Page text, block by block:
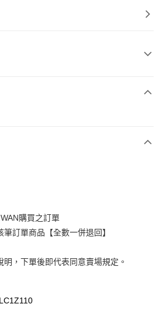
華泰商業銀行
遠東國際商業銀行
星展（台灣）商業銀行
購買之訂單
訂單商品【全數一併退回】
，下單後即代表同意賣場規定。